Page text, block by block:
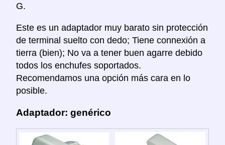
G.
Este es un adaptador muy barato sin protección
de terminal suelto con dedo; Tiene connexión a
tierra (bien); No va a tener buen agarre debido
todos los enchufes soportados.
Recomendamos una opción más cara en lo
posible.
Adaptador: genérico